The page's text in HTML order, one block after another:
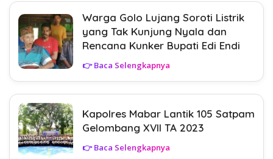
Warga Golo Lujang Soroti Listrik
yang Tak Kunjung Nyala dan
Rencana Kunker Bupati Edi Endi
👉 Baca Selengkapnya
Kapolres Mabar Lantik 105 Satpam
Gelombang XVII TA 2023
👉 Baca Selengkapnya